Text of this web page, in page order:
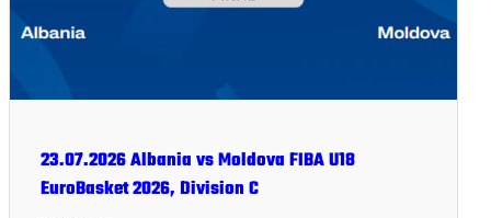
23.07.2026 Albania vs Moldova FIBA U18
EuroBasket 2026, Division C